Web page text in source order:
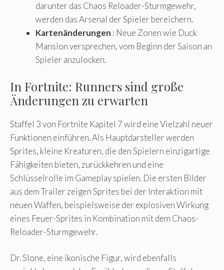
darunter das Chaos Reloader-Sturmgewehr,
werden das Arsenal der Spieler bereichern.
Kartenänderungen : Neue Zonen wie Duck
Mansion versprechen, vom Beginn der Saison an
Spieler anzulocken.
In Fortnite: Runners sind große
Änderungen zu erwarten
Staffel 3 von Fortnite Kapitel 7 wird eine Vielzahl neuer
Funktionen einführen. Als Hauptdarsteller werden
Sprites, kleine Kreaturen, die den Spielern einzigartige
Fähigkeiten bieten, zurückkehren und eine
Schlüsselrolle im Gameplay spielen. Die ersten Bilder
aus dem Trailer zeigen Sprites bei der Interaktion mit
neuen Waffen, beispielsweise der explosiven Wirkung
eines Feuer-Sprites in Kombination mit dem Chaos-
Reloader-Sturmgewehr.
Dr. Slone, eine ikonische Figur, wird ebenfalls